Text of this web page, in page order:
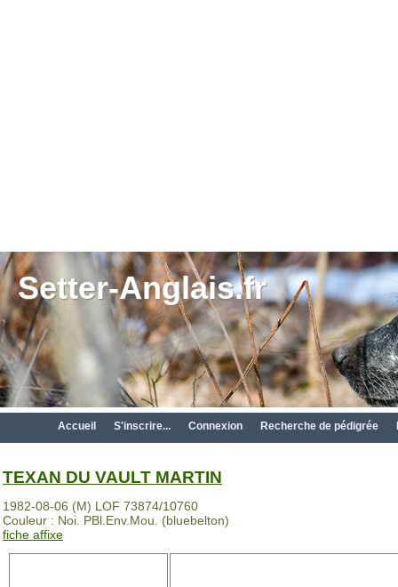
Setter-Anglais.fr
Accueil S'inscrire... Connexion Recherche de pédigrée
TEXAN DU VAULT MARTIN
1982-08-06 (M) LOF 73874/10760
Couleur : Noi. PBl.Env.Mou. (bluebelton)
fiche affixe